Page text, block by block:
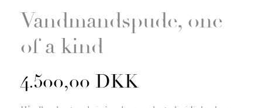
Vandmandspude, one
of a kind
4.500,00 DKK